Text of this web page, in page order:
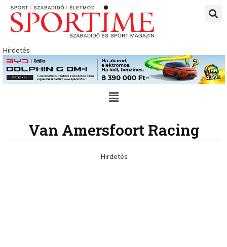
Skip
content
Hirdetés
Main
Menu
Van Amersfoort Racing
Hirdetés